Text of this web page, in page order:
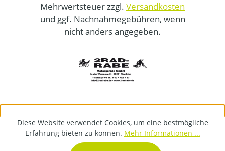
Mehrwertsteuer zzgl. Versandkosten
und ggf. Nachnahmegebühren, wenn
nicht anders angegeben.
Diese Website verwendet Cookies, um eine bestmögliche
Erfahrung bieten zu können. Mehr Informationen ...